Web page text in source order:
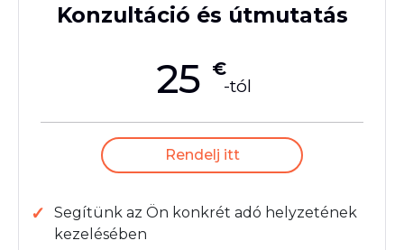
Konzultáció és útmutatás
25 €
-tól
Rendelj itt
Segítünk az Ön konkrét adó helyzetének
kezelésében